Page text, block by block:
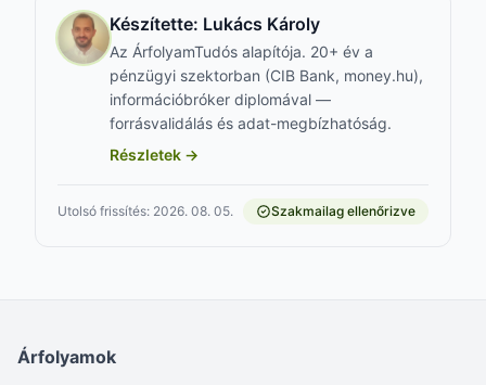
Készítette: Lukács Károly
Az ÁrfolyamTudós alapítója. 20+ év a
pénzügyi szektorban (CIB Bank, money.hu),
információbróker diplomával —
forrásvalidálás és adat-megbízhatóság.
Részletek →
Utolsó frissítés: 2026. 08. 05. Szakmailag ellenőrizve
Árfolyamok